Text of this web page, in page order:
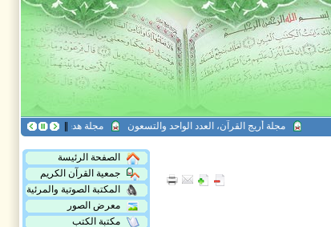
مجلة هدى القرآن العدد التاسع عشر مجلة أريج القرآن، العدد الواحد والتسعون
الصفحة الرئيسة
جمعية القرآن الكريم
المكتبة الصوتية والمرئية
معرض الصور
مكتبة الكتب